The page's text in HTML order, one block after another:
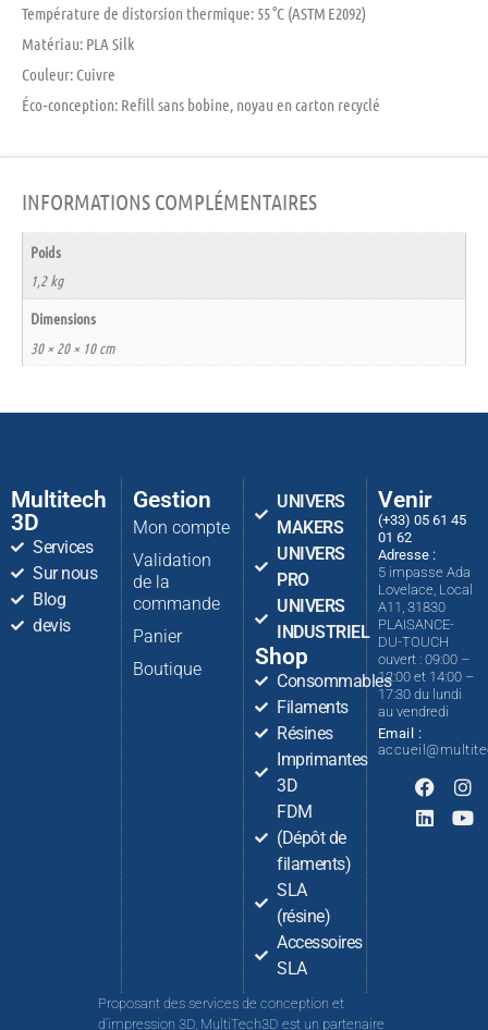
Température de distorsion thermique: 55 °C (ASTM E2092)
Matériau: PLA Silk
Couleur: Cuivre
Éco‑conception: Refill sans bobine, noyau en carton recyclé
INFORMATIONS COMPLÉMENTAIRES
Poids
1,2 kg
Dimensions
30 × 20 × 10 cm
Multitech
3D
Services
Sur nous
Blog
devis
Gestion
Mon compte
Validation
de la
commande
Panier
Boutique
UNIVERS
MAKERS
UNIVERS
PRO
UNIVERS
INDUSTRIEL
Shop
Consommables
Filaments
Résines
Imprimantes
3D
FDM
(Dépôt de
filaments)
SLA
(résine)
Accessoires
SLA
Venir
(+33) 05 61 45
01 62
Adresse :
5 impasse Ada
Lovelace, Local
A11, 31830
PLAISANCE-
DU-TOUCH
ouvert : 09:00 –
12:00 et 14:00 –
17:30 du lundi
au vendredi
Email :
Proposant des services de conception et
d’impression 3D, MultiTech3D est un partenaire